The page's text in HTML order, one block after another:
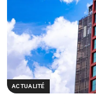
ACTUALITÉ